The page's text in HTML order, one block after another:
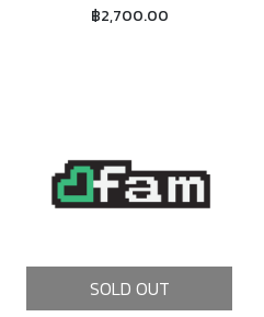
Cream
฿2,700.00
SOLD OUT